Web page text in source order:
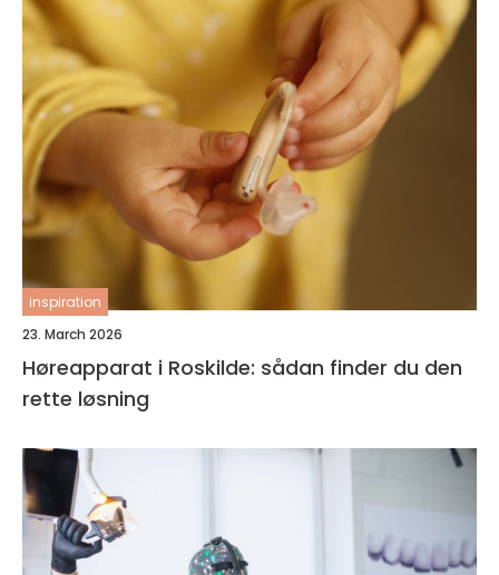
inspiration
23. March 2026
Høreapparat i Roskilde: sådan finder du den
rette løsning